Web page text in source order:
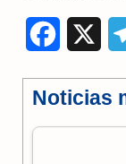
c
Noticias